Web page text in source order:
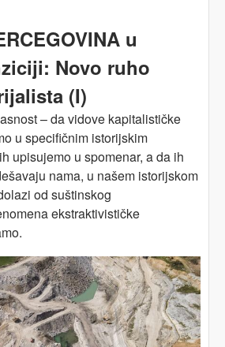
Novo ruho starih imperijalista (II) - svi
u
Novo ruho
(I)
– da vidove kapitalističke
u specifičnim istorijskim
upisujemo u spomenar, a da ih
nama, u našem istorijskom
od suštinskog
ekstraktivističke